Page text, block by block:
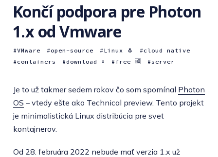
Končí podpora pre Photon
1.x od Vmware
VMware open-source Linux 🐧
cloud native
containers
download ⬇️ free 🆓 server
Je to už takmer sedem rokov čo som spomínal Photon
OS – vtedy ešte ako Technical preview. Tento projekt
je minimalistická Linux distribúcia pre svet
kontajnerov.
Od 28. februára 2022 nebude mať verzia 1.x už